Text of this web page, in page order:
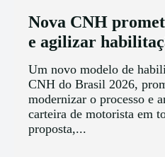
Nova CNH
e agilizar
Um novo modelo de
CNH do Brasil 2026,
modernizar o processo e
carteira de motorista em
proposta,...